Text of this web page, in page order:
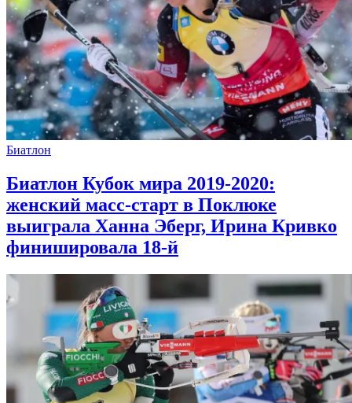
Биатлон
Биатлон Кубок мира 2019-2020:
женский масс-старт в Поклюке
выиграла Ханна Эберг, Ирина Кривко
финишировала 18-й